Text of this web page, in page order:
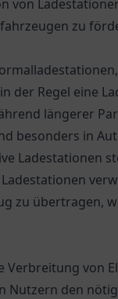
von
zu
Regel eine
längerer
besonders in
Ladestationen
zu übertragen,
Verbreitung von
Nutzern den